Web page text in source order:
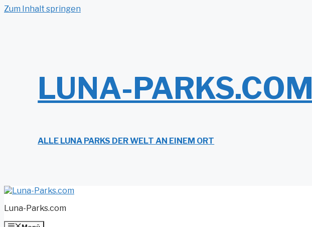
Zum Inhalt springen
LUNA-PARKS.COM
ALLE LUNA PARKS DER WELT AN EINEM ORT
Luna-Parks.com